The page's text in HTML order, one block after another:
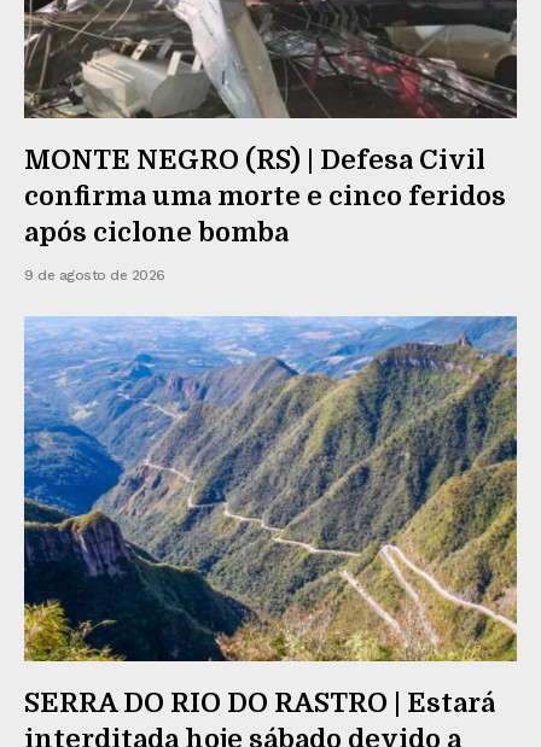
MONTE NEGRO (RS) | Defesa Civil
confirma uma morte e cinco feridos
após ciclone bomba
9 de agosto de 2026
SERRA DO RIO DO RASTRO | Estará
interditada hoje sábado devido a